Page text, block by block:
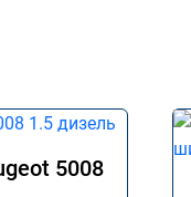
5008